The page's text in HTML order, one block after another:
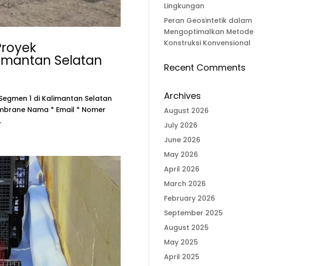
Selatan
1 di Kalimantan Selatan
Nama * Email * Nomer
Lingkungan
Peran Geosintetik dalam
Mengoptimalkan Metode
Konstruksi Konvensional
Recent Comments
Archives
August 2026
July 2026
June 2026
May 2026
April 2026
March 2026
February 2026
September 2025
August 2025
May 2025
April 2025